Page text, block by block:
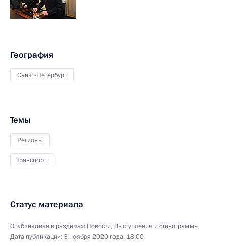
География
Санкт-Петербург
Темы
Регионы
Транспорт
Статус материала
Опубликован в разделах: Новости, Выступления и стенограммы
Дата публикации:3 ноября 2020 года, 18:00